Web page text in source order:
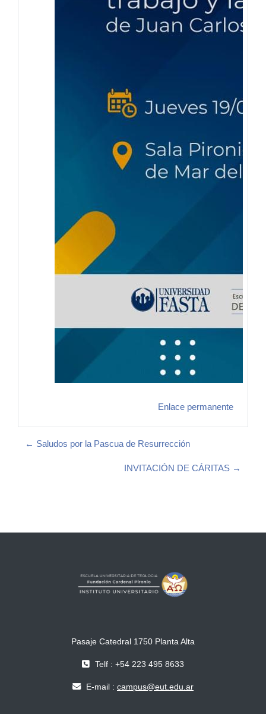
Enlace permanente
← Saludos por la Pascua de Resurrección
INVITACIÓN DE CÁRITAS →
Pasaje Catedral 1750 Planta Alta
Telf : +54 223 495 8633
E-mail : campus@eut.edu.ar